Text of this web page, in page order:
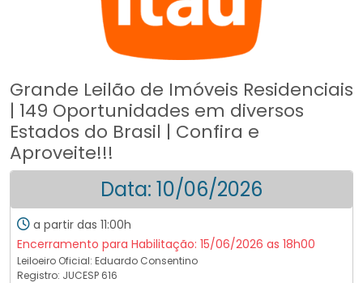
Grande Leilão de Imóveis Residenciais
| 149 Oportunidades em diversos
Estados do Brasil | Confira e
Aproveite!!!
Data: 10/06/2026
a partir das 11:00h
Encerramento para Habilitação: 15/06/2026 as 18h00
Leiloeiro Oficial: Eduardo Consentino
Registro: JUCESP 616